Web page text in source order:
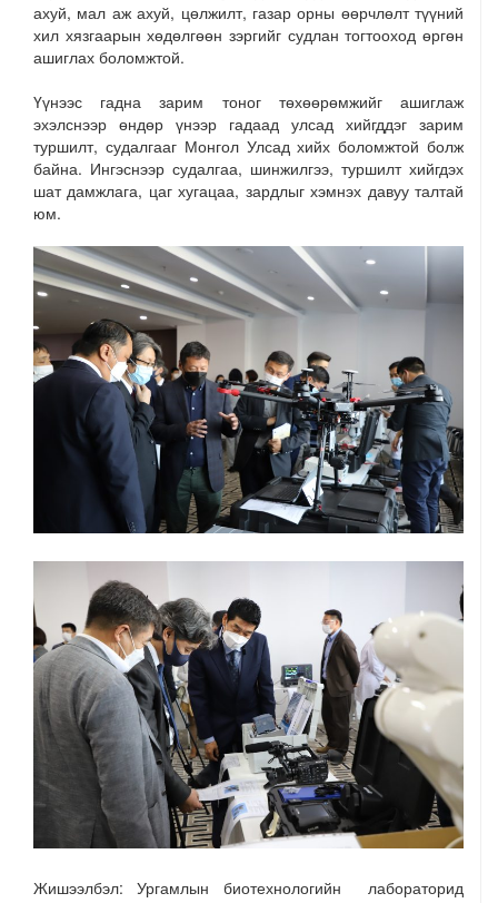
ахуй, мал аж ахуй, цөлжилт, газар орны өөрчлөлт түүний
хил хязгаарын хөдөлгөөн зэргийг судлан тогтооход өргөн
ашиглах боломжтой.
Үүнээс гадна зарим тоног төхөөрөмжийг ашиглаж
эхэлснээр өндөр үнээр гадаад улсад хийгддэг зарим
туршилт, судалгааг Монгол Улсад хийх боломжтой болж
байна. Ингэснээр судалгаа, шинжилгээ, туршилт хийгдэх
шат дамжлага, цаг хугацаа, зардлыг хэмнэх давуу талтай
юм.
Жишээлбэл: Ургамлын биотехнологийн лабораторид